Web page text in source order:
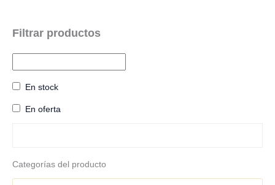
En stock
En oferta
Categorías del producto